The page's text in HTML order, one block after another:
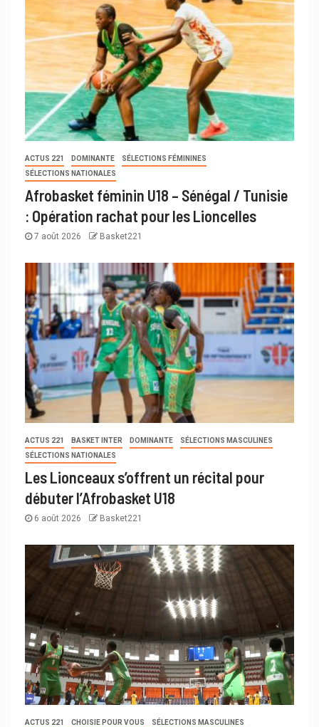
ACTUS 221 DOMINANTE
SÉLECTIONS FÉMININES
SÉLECTIONS NATIONALES
Afrobasket féminin U18 – Sénégal / Tunisie
: Opération rachat pour les Lioncelles
7 août 2026 Basket221
ACTUS 221 BASKET INTER DOMINANTE
SÉLECTIONS MASCULINES
SÉLECTIONS NATIONALES
Les Lionceaux s’offrent un récital pour
débuter l’Afrobasket U18
6 août 2026 Basket221
ACTUS 221 CHOISIE POUR VOUS SÉLECTIONS MASCULINES